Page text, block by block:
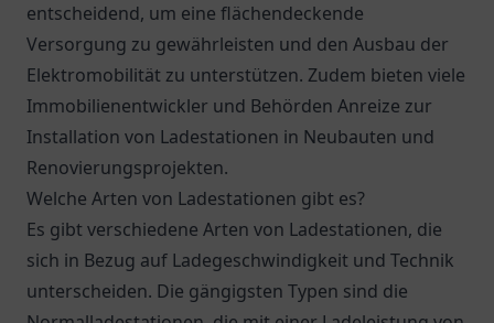
entscheidend, um eine flächendeckende
Versorgung zu gewährleisten und den Ausbau der
Elektromobilität zu unterstützen. Zudem bieten viele
Immobilienentwickler und Behörden Anreize zur
Installation von Ladestationen in Neubauten und
Renovierungsprojekten.
Welche Arten von Ladestationen gibt es?
Es gibt verschiedene Arten von Ladestationen, die
sich in Bezug auf Ladegeschwindigkeit und Technik
unterscheiden. Die gängigsten Typen sind die